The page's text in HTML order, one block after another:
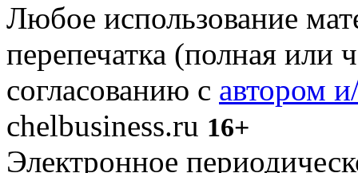
Любое использование
перепечатка (полная или
согласованию с автором
chelbusiness.ru 16+
Электронное